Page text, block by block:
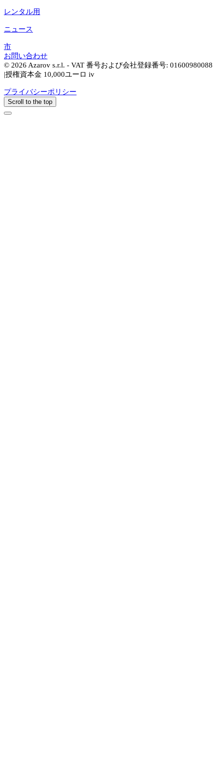
レンタル用
ニュース
市
お問い合わせ
© 2026 Azarov s.r.l. - VAT 番号および会社登録番号: 01600980088
|授権資本金 10,000ユーロ iv
プライバシーポリシー
Scroll to the top